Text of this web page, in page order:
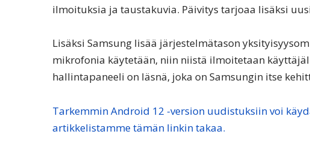
ilmoituksia ja taustakuvia. Päivitys tarjoaa lisäksi
Lisäksi Samsung lisää järjestelmätason
mikrofonia käytetään, niin niistä ilmoitetaan
hallintapaneeli on läsnä, joka on Samsungin itse
Tarkemmin Android 12 -version uudistuksiin voi
artikkelistamme tämän linkin takaa.